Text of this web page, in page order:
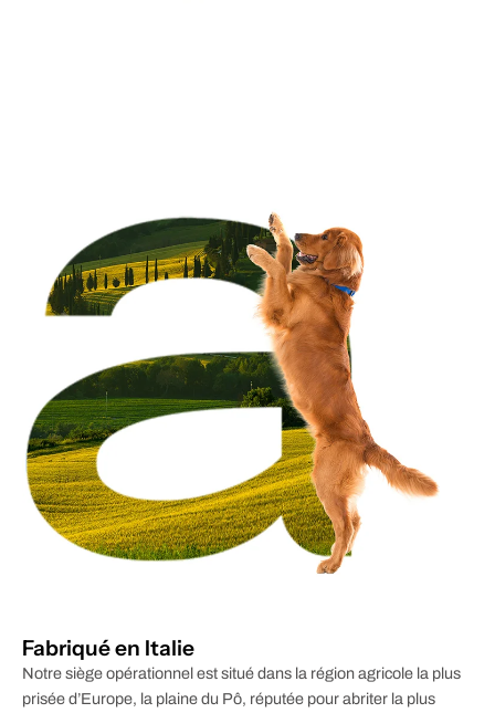
Fabriqué en Italie
Notre siège opérationnel est situé dans la région agricole la plus
prisée d’Europe, la plaine du Pô, réputée pour abriter la plus